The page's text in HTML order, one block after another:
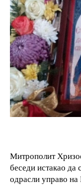
Митрополит
беседи истакао
одрасли управо